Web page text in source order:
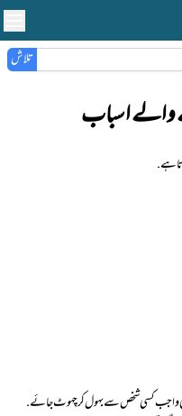
تلاش
والے اسباب
هے.